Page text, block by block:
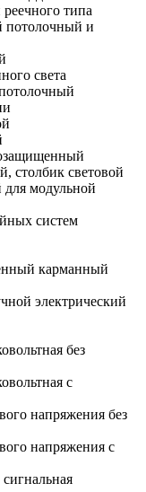
типа
потолочный и
света
столбик световой
модульной
систем
карманный
электрический
без
с
напряжения без
напряжения с